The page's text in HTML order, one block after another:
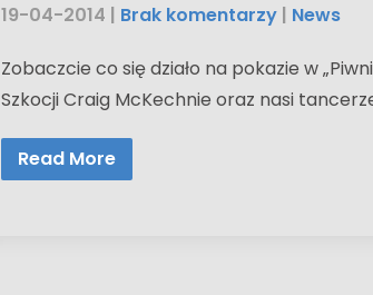
19-04-2014 | Brak komentarzy | News
Zobaczcie co się działo na pokazie w
Szkocji Craig McKechnie oraz nasi
Read More